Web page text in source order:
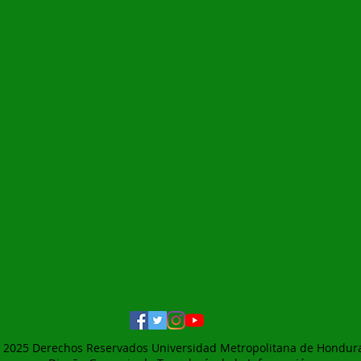
Derechos Reservados Universidad Metropolitana de